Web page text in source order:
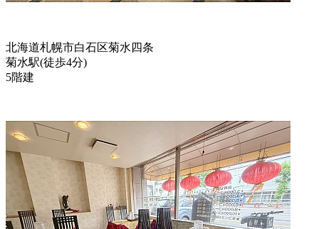
北海道札幌市白石区菊水四条
菊水駅(徒歩4分)
5階建